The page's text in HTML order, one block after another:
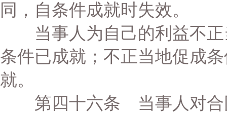
同，自条件成就时失效。
当事人为自己的利益不正
条件已成就；不正当地促成
就。
第四十六条 当事人对合